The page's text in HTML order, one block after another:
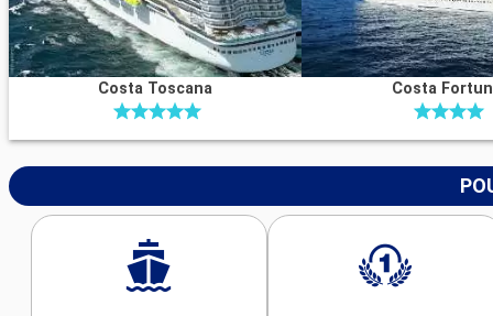
Costa Toscana Costa